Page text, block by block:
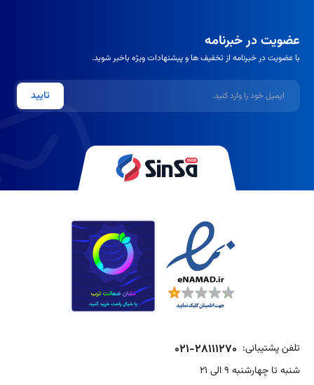
عضویت در خبرنامه
با عضویت در خبرنامه از تخفیف ها و پیشنهادات ویژه باخبر شوید.
ایمیل
تایید
تلفن پشتیبانی: 021-28111270
شنبه تا چهارشنبه 9 الی 21